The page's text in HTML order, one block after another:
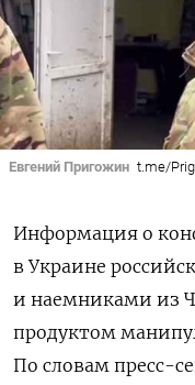
Евгений Пригожин t.me/
Информация о
в Украине
и наемниками из
продуктом
По словам пресс-